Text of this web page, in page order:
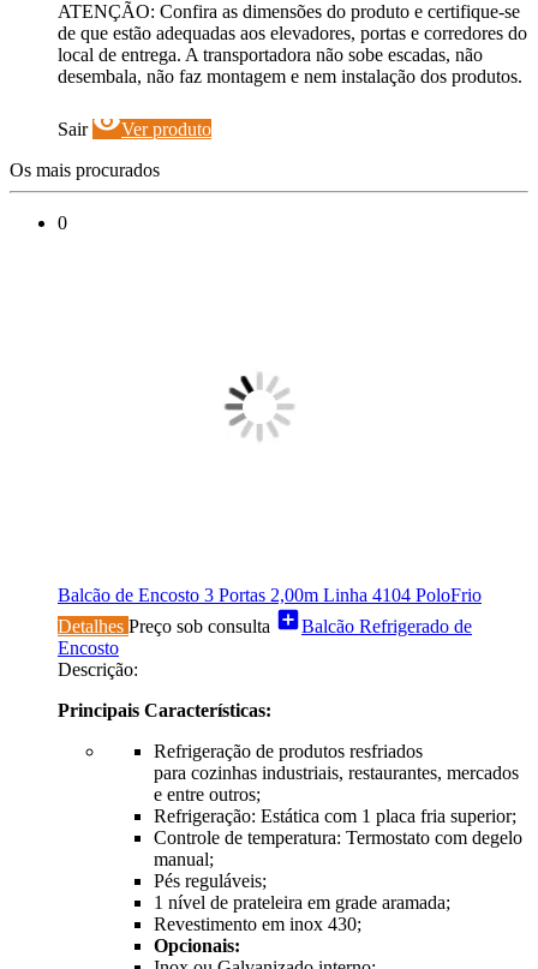
ATENÇÃO: Confira as dimensões do produto e certifique-se
de que estão adequadas aos elevadores, portas e corredores do
local de entrega. A transportadora não sobe escadas, não
desembala, não faz montagem e nem instalação dos produtos.
Sair visibilityVer produto
Os mais procurados
0
Balcão de Encosto 3 Portas 2,00m Linha 4104 PoloFrio
Detalhes Preço sob consulta add_boxBalcão Refrigerado de
Encosto
Descrição:
Principais Características:
Refrigeração de produtos resfriados
para cozinhas industriais, restaurantes, mercados
e entre outros;
Refrigeração: Estática com 1 placa fria superior;
Controle de temperatura: Termostato com degelo
manual;
Pés reguláveis;
1 nível de prateleira em grade aramada;
Revestimento em inox 430;
Opcionais: